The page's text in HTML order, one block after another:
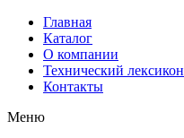
Главная
Каталог
О компании
Технический лексикон
Контакты
Меню